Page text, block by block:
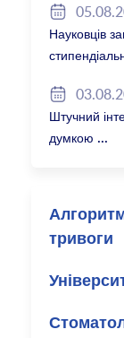
Науковців
Штучний
думкою
тривоги